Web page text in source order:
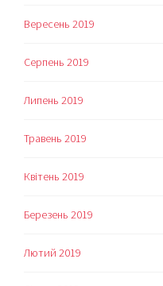
Вересень 2019
Серпень 2019
Липень 2019
Травень 2019
Квітень 2019
Березень 2019
Лютий 2019